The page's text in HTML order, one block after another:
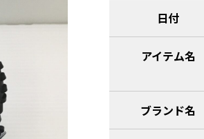
日付
アイテム名
ブランド名